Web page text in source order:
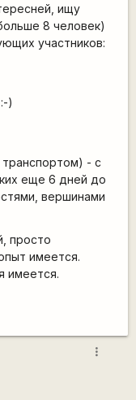
ищу
8 человек)
участников:
)
- с
еще 6 дней до
вершинами
просто
имеется.
имеется.
more_vert